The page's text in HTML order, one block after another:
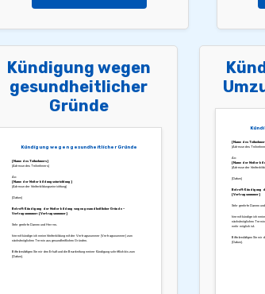
Kündigung wegen
gesundheitlicher
Gründe
Kündigung wegen gesundheitlicher Gründe
[Name des Teilnehmers]
[Adresse des Teilnehmers]
An:
[Name der Weiterbildungseinrichtung]
[Adresse der Weiterbildungseinrichtung]
[Datum]
Betreff: Kündigung der Weiterbildung wegen gesundheitlicher Gründe –
Vertragsnummer: [Vertragsnummer]
Sehr geehrte Damen und Herren,
hiermit kündige ich meine Weiterbildung mit der Vertragsnummer [Vertragsnummer] zum
nächstmöglichen Termin aus gesundheitlichen Gründen.
Bitte bestätigen Sie mir den Erhalt und die Bearbeitung meiner Kündigung schriftlich bis zum
[Datum].
[Name des
[Adresse des
An:
[Name der
[Adresse der
[Datum]
Betreff: Kündigung
[Vertragsnummer]
Sehr geehrte Damen
hiermit kündige ich
nächstmöglichen
mehr möglich ist.
Bitte bestätigen Sie mir
[Datum].